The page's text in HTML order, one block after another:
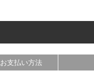
お支払い方法